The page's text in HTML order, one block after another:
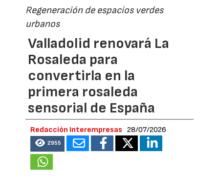
Regeneración de espacios verdes
urbanos
Valladolid renovará La
Rosaleda para
convertirla en la
primera rosaleda
sensorial de España
Redacción Interempresas 28/07/2026
2955